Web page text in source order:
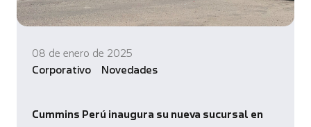
08 de enero de 2025
Corporativo
Novedades
Cummins Perú inaugura su nueva sucursal en